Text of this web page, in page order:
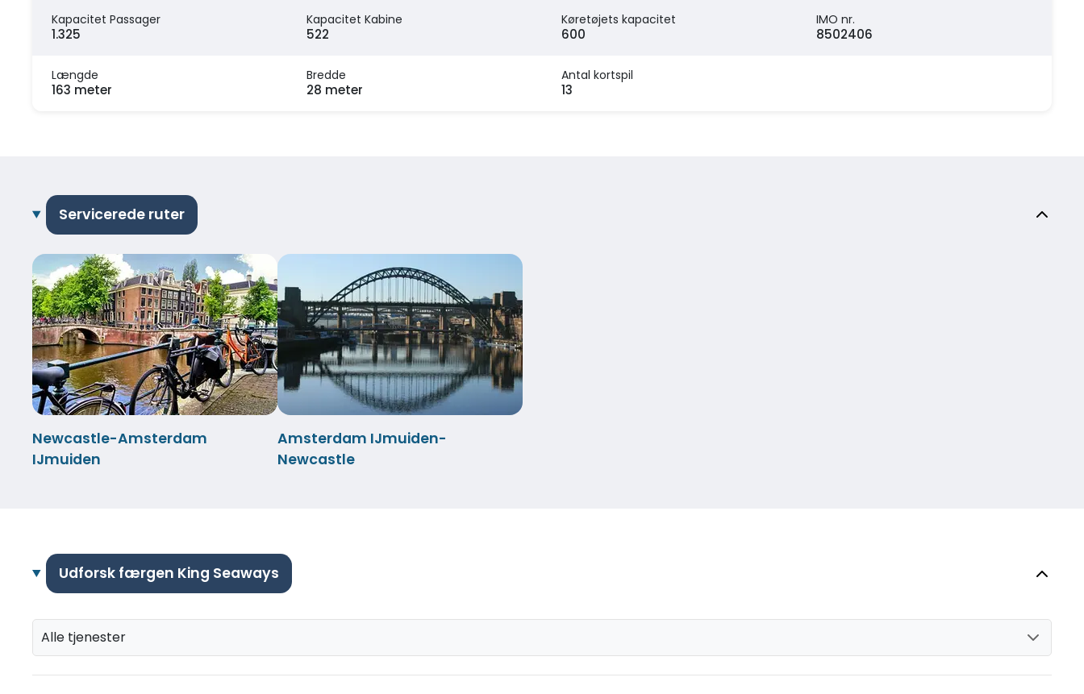
Kapacitet Passager
1.325
Kapacitet Kabine
522
Køretøjets kapacitet
600
IMO nr.
8502406
Længde
163 meter
Bredde
28 meter
Antal kortspil
13
Servicerede ruter
Newcastle-Amsterdam
IJmuiden
Amsterdam IJmuiden-
Newcastle
Udforsk færgen King Seaways
Alle tjenester